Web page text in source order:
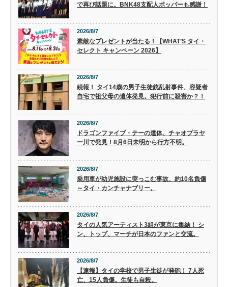
で再び話題に。BNK48支配人ポッパーも感謝！
2026/8/7
素敵なプレゼントが当たる！【WHAT’S タイ・
セレクト キャンペーン 2026】
2026/8/7
続報！ タイ14歳の男子生徒銃乱射事件、容疑者
自宅で祖父母の遺体発見。犯行前に殺害か？！
2026/8/7
ドラゴンファイブ・テーの遺体、チャオプラヤ
ー川で発見！8月6日未明から行方不明。
2026/8/7
乗用車が幼児施設に突っこむ事故、約10名負傷
～タイ・カンチャナブリー。
2026/8/7
タイの人気アーティスト3組が東京に集結！ シ
ン、トップ、マーチが日本のファンと交流。
2026/8/7
【速報】タイの学校で男子生徒が発砲！ 7人死
亡、15人負傷。生徒も自殺。